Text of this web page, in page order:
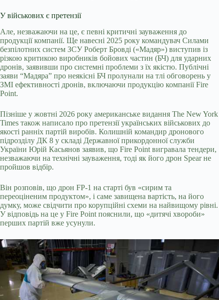
У військових є претензії
Але, незважаючи на це, є певні критичні зауваження до
продукції компанії. Ще навесні 2025 року командувач Силами
безпілотних систем ЗСУ Роберт Бровді («Мадяр») виступив із
різкою критикою виробників бойових частин (БЧ) для ударних
дронів, заявивши про системні проблеми з їх якістю. Публічні
заяви “Мадяра” про неякісні БЧ пролунали на тлі обговорень у
ЗМІ ефективності дронів, включаючи продукцію компанії Fire
Point.
Пізніше у жовтні 2026 року американське видання The New York
Times також написало про претензії українських військових до
якості ранніх партій виробів. Колишній командир дронового
підрозділу ДК 8 у складі Державної прикордонної служби
України Юрій Касьянов заявив, що Fire Point вигравала тендери,
незважаючи на технічні зауваження, тоді як його дрон Spear не
пройшов відбір.
Він розповів, що дрон FP-1 на старті був «сирим та
переоціненим продуктом», і саме завищена вартість, на його
думку, може свідчити про корупційні схеми на найвищому рівні.
У відповідь на це у Fire Point пояснили, що «дитячі хвороби»
перших партій вже усунули.